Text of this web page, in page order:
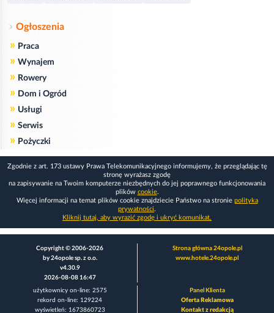
Ogłoszenia
» Praca
» Wynajem
» Rowery
» Dom i Ogród
» Usługi
» Serwis
» Pożyczki
Zgodnie z art. 173 ustawy Prawa Telekomunikacyjnego informujemy, że przeglądając tę
stronę wyrażasz zgodę
na zapisywanie na Twoim komputerze niezbędnych do jej poprawnego funkcjonowania
plików cookie.
Więcej informacji na temat plików cookie znajdziecie Państwo na stronie polityka
prywatności.
Kliknij tutaj, aby wyrazić zgodę i ukryć komunikat.
Copyright © 2006-2026
by 24opole sp. z o.o.
v4.30.9
2026-08-08 16:47
Strona główna 24opole.pl
www.hotele.24opole.pl
użytkownicy on-line: 2575
rekord on-line: 129224
wyświetleń: 1673860723
Panel Klienta
Oferta Reklamowa
Kontakt z redakcją